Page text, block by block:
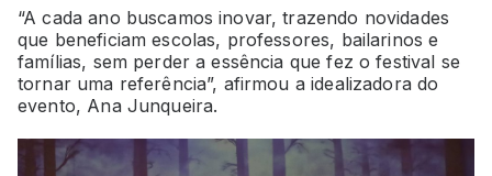
“A cada ano buscamos inovar, trazendo novidades
que beneficiam escolas, professores, bailarinos e
famílias, sem perder a essência que fez o festival se
tornar uma referência”, afirmou a idealizadora do
evento, Ana Junqueira.